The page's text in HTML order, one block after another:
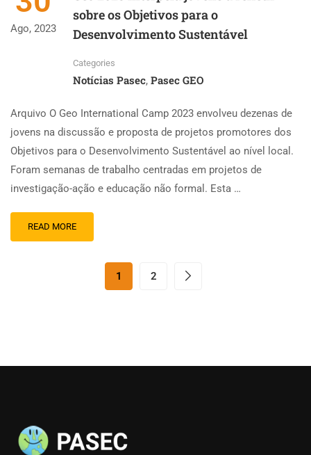
Ago, 2023
sobre os Objetivos para o
Desenvolvimento Sustentável
Categories
Notícias Pasec, Pasec GEO
Arquivo O Geo International Camp 2023 envolveu dezenas de
jovens na discussão e proposta de projetos promotores dos
Objetivos para o Desenvolvimento Sustentável ao nível local.
Foram semanas de trabalho centradas em projetos de
investigação-ação e educação não formal. Esta …
READ MORE
1 2